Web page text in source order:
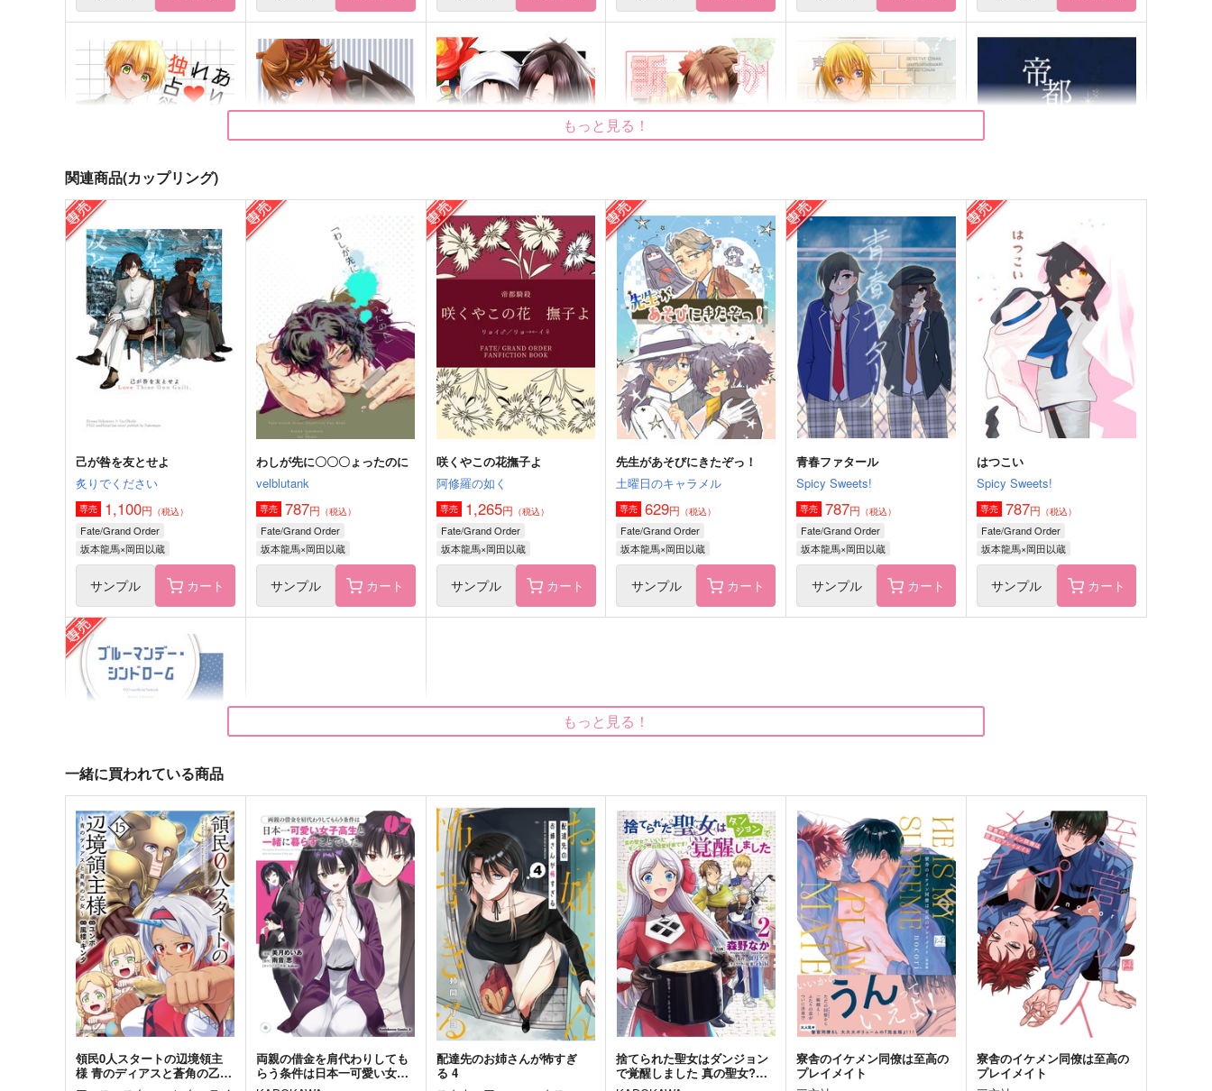
ありふれた独占欲
空中ブランコ＋楽々。
2,200円（税込）
アーサー×アントーニョ
サンプル 作品詳細
空中ブランコ
660円（税込）
鍾離×タルタリヤ
サンプル 作品詳細
滅びぬ魂の唄
空中ブランコ
（税込）
リヴァイ×ハンジ
サンプル 作品詳細
かわいさ訴訟
空中ブランコ＋楽々。
550円（税込）
アーサー×アントーニョ
サンプル 作品詳細
声なき慟哭
空中ブランコ
550円 （税込）
安室透×江戸川コナン
サンプル 作品詳細
帝都夜舞曲～想いの届く日～
黒糖書房
1,430円（税込）
五条悟×夏油傑
サンプル 作品詳細
帝都夏の陣
地下庭園
440円（税込）
迷宮庭園
1,100円（税込）
月海庭園
770円（税込）
地球庭園
787円（税込）
地球庭園
1,257
永遠の光に誓え えどさんかく
もっと見る！
関連商品(カップリング)
己が咎を友とせよ
炙りでください
専売 1,100円 （税込）
Fate/Grand Order
坂本龍馬×岡田以蔵
サンプル カート
わしが先に〇〇〇ょったのに
velblutank
専売 787円 （税込）
Fate/Grand Order
坂本龍馬×岡田以蔵
サンプル カート
咲くやこの花撫子よ
阿修羅の如く
専売 1,265円 （税込）
Fate/Grand Order
坂本龍馬×岡田以蔵
サンプル カート
先生があそびにきたぞっ！
土曜日のキャラメル
専売 629円 （税込）
Fate/Grand Order
坂本龍馬×岡田以蔵
サンプル カート
青春ファタール
Spicy Sweets!
専売 787円 （税込）
Fate/Grand Order
坂本龍馬×岡田以蔵
サンプル カート
はつこい
Spicy Sweets!
専売 787円 （税込）
Fate/Grand Order
坂本龍馬×岡田以蔵
サンプル カート
ブルーマンデー・シンドロー
ム
炙りでください
専売 787円（税込）
Fate/Grand Order
坂本龍馬×岡田以蔵
サンプル カート
もっと見る！
一緒に買われている商品
領民0人スタートの辺境領主
様 青のディアスと蒼角の乙
女 15
両親の借金を肩代わりしても
らう条件は日本一可愛い女子
高生と一緒に暮らすことでし
配達先のお姉さんが怖すぎ
る 4
捨てられた聖女はダンジョン
で覚醒しました 真の聖女?い
いえモンスター料理愛好家で
寮舎のイケメン同僚は至高の
プレイメイト
寮舎のイケメン同僚は至高の
プレイメイト